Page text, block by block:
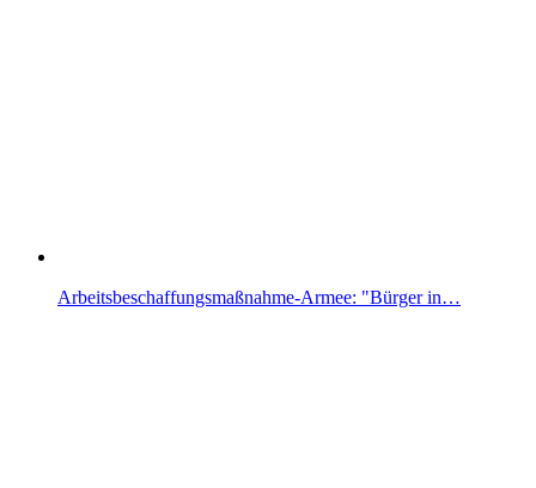
Arbeitsbeschaffungsmaßnahme-Armee: "Bürger in…